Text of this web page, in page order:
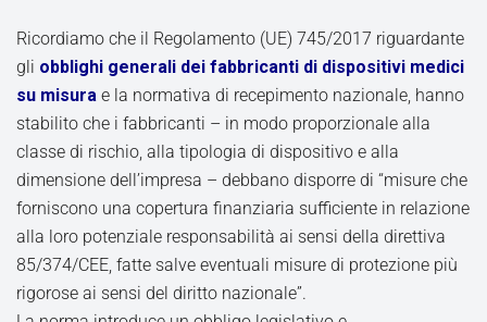
Ricordiamo che il Regolamento (UE) 745/2017 riguardante
gli obblighi generali dei fabbricanti di dispositivi medici
su misura e la normativa di recepimento nazionale, hanno
stabilito che i fabbricanti – in modo proporzionale alla
classe di rischio, alla tipologia di dispositivo e alla
dimensione dell’impresa – debbano disporre di “misure che
forniscono una copertura finanziaria sufficiente in relazione
alla loro potenziale responsabilità ai sensi della direttiva
85/374/CEE, fatte salve eventuali misure di protezione più
rigorose ai sensi del diritto nazionale”.